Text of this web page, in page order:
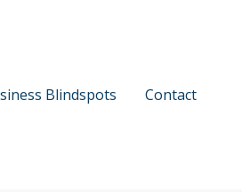
Blindspots Contact